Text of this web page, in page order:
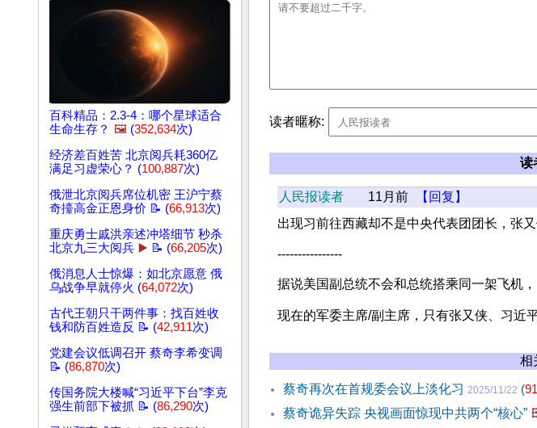
百科精品：2.3-4：哪个星球适合
生命生存？ 🖼️ (352,634次)
经济差百姓苦 北京阅兵耗360亿
满足习虚荣心？ (100,887次)
俄泄北京阅兵席位机密 王沪宁蔡
奇擡高金正恩身价 📝 (66,913次)
重庆勇士戚洪亲述冲塔细节 秒杀
北京九三大阅兵 ▶️ 📝 (66,205次)
俄消息人士惊爆：如北京愿意 俄
乌战争早就停火 (64,072次)
古代王朝只干两件事：找百姓收
钱和防百姓造反 📝 (42,911次)
党建会议低调召开 蔡奇李希变调
📝 (86,870次)
传国务院大楼喊“习近平下台”李克
强生前部下被抓 📝 (86,290次)
读者暱称:
读
人民报读者 11月前
【回复】
出现习前往西藏却不是中央代表团团长，张
----------------
据说美国副总统不会和总统搭乘同一架飞机
现在的军委主席/副主席，只有张又侠、习近
相
蔡奇再次在首规委会议上淡化习 2025/11/22 (
蔡奇诡异失踪 央视画面惊现中共两个“核心”